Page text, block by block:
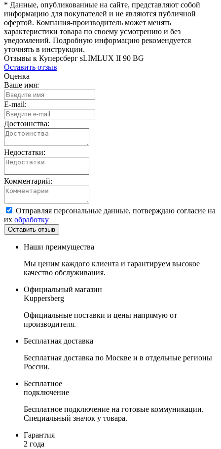
* Данные, опубликованные на сайте, представляют собой
информацию для покупателей и не являются публичной
офертой. Компания-производитель может менять
характеристики товара по своему усмотрению и без
уведомлений. Подробную информацию рекомендуется
уточнять в инструкции.
Отзывы к Куперсберг sLIMLUX II 90 BG
Оставить отзыв
Оценка
Ваше имя:
E-mail:
Достоинства:
Недостатки:
Комментарий:
Отправляя персональные данные, потверждаю согласие на
их обработку
Наши преимущества
Мы ценим каждого клиента и гарантируем высокое
качество обслуживания.
Официальный магазин
Kuppersberg
Официальные поставки и цены напрямую от
производителя.
Бесплатная доставка
Бесплатная доставка по Москве и в отдельные регионы
России.
Бесплатное
подключение
Бесплатное подключение на готовые коммуникации.
Специальный значок у товара.
Гарантия
2 года